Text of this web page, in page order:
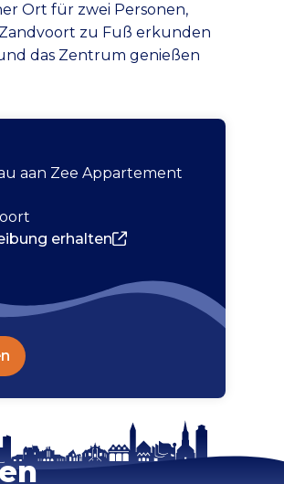
Ort für zwei Personen,
zu Fuß erkunden
das Zentrum genießen
aan Zee Appartement
erhalten
Karte vergrößern
dem